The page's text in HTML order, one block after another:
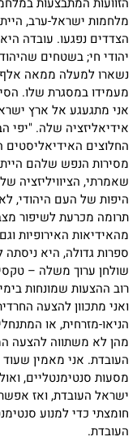
מלחמות ישראל-ערב,
הצדדים נפגעו. עובדה
יהודי חי; בשטחים
נשארו למעלה ממאה אלף
מעמידו במסגרת שלו.
אני מתגעגע אל ארץ
אידיאליזציה שלה. "יפי
החלוצים האידיאליסטים
מסירות הנפש שלהם
שאמרתי, הציוויליזציה
היפות של העם היהודי,
תרומה מכרעת לשיפור
מהאידיאות האירופיות
ספרות גדולה, היא
שולחן ערוך משלה –
רוב ההצעות שמונחות
ואני מתכוון להצעה
הניאו-מזרחית, או
מהן לא משתווה להצעה
העובדת. אני מאמין שעוד
מסעות סנטימנטליים,
ישראל העובדת, ואז
חומצתי כדי למנוע
העובדת.